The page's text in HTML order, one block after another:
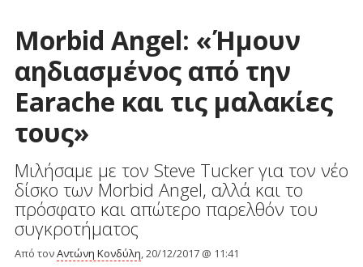
Morbid Angel: «Ήμουν
αηδιασμένος από την
Earache και τις μαλακίες
τους»
Μιλήσαμε με τον Steve Tucker για τον νέο
δίσκο των Morbid Angel, αλλά και το
πρόσφατο και απώτερο παρελθόν του
συγκροτήματος
Από τονΑντώνη Κονδύλη, 20/12/2017 @ 11:41